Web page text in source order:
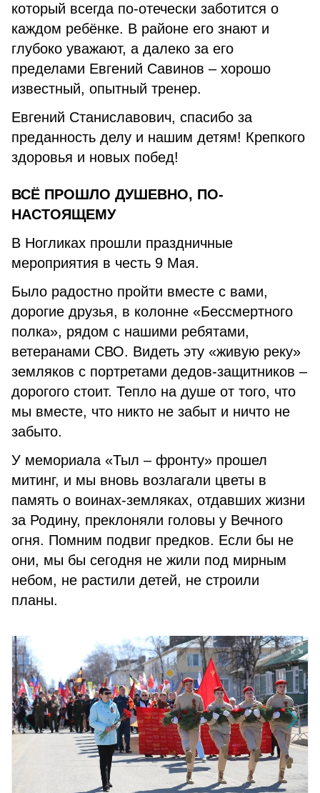
который всегда по-отечески заботится о
каждом ребёнке. В районе его знают и
глубоко уважают, а далеко за его
пределами Евгений Савинов – хорошо
известный, опытный тренер.
Евгений Станиславович, спасибо за
преданность делу и нашим детям! Крепкого
здоровья и новых побед!
ВСЁ ПРОШЛО ДУШЕВНО, ПО-
НАСТОЯЩЕМУ
В Ногликах прошли праздничные
мероприятия в честь 9 Мая.
Было радостно пройти вместе с вами,
дорогие друзья, в колонне «Бессмертного
полка», рядом с нашими ребятами,
ветеранами СВО. Видеть эту «живую реку»
земляков с портретами дедов-защитников –
дорогого стоит. Тепло на душе от того, что
мы вместе, что никто не забыт и ничто не
забыто.
У мемориала «Тыл – фронту» прошел
митинг, и мы вновь возлагали цветы в
память о воинах-земляках, отдавших жизни
за Родину, преклоняли головы у Вечного
огня. Помним подвиг предков. Если бы не
они, мы бы сегодня не жили под мирным
небом, не растили детей, не строили
планы.